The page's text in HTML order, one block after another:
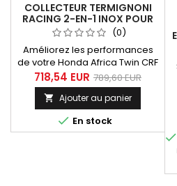
COLLECTEUR TERMIGNONI
RACING 2-EN-1 INOX POUR
HONDA AFRICA TWIN CRF
1100 L (2020-2023)
(0)
Améliorez les performances
de votre Honda Africa Twin CRF
1100 L (2020-2023) avec le
collecteur Termignoni Racing
2-en-1 en inox. Compatible
avec les silencieux Termignoni
H166 Racing, homologués
718,54 EUR 789,60 EUR
 Ajouter au panier
 En stock
